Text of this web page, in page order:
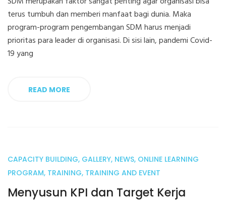
terus tumbuh dan memberi manfaat bagi dunia. Maka
program-program pengembangan SDM harus menjadi
prioritas para leader di organisasi. Di sisi lain, pandemi Covid-
19 yang
READ MORE
06
CAPACITY BUILDING, GALLERY, NEWS, ONLINE LEARNING
PROGRAM, TRAINING, TRAINING AND EVENT
Menyusun KPI dan Target Kerja